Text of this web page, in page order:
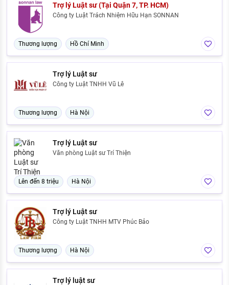
Trợ lý Luật sư (Tại Quận 7, TP. HCM)
Công ty Luật Trách Nhiệm Hữu Hạn SONNAN
Thương lượng Hồ Chí Minh
Trợ lý Luật sư
Công ty Luật TNHH Vũ Lê
Thương lượng Hà Nội
Trợ lý Luật sư
Văn phòng Luật sư Trí Thiện
Lên đến 8 triệu Hà Nội
Trợ lý Luật sư
Công ty Luật TNHH MTV Phúc Bảo
Thương lượng Hà Nội
Trợ lý luật sư